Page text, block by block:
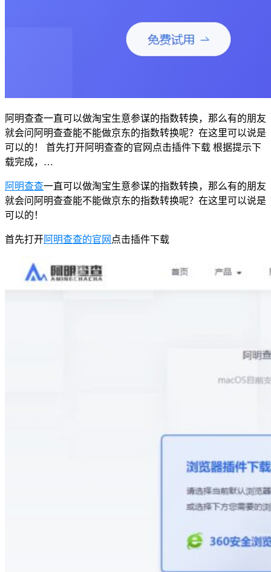
阿明查查一直可以做淘宝生意参谋的指数转换，那么有的朋友
就会问阿明查查能不能做京东的指数转换呢？在这里可以说是
可以的！ 首先打开阿明查查的官网点击插件下载 根据提示下
载完成，…
阿明查查一直可以做淘宝生意参谋的指数转换，那么有的朋友
就会问阿明查查能不能做京东的指数转换呢？在这里可以说是
可以的！
首先打开阿明查查的官网 点击插件下载